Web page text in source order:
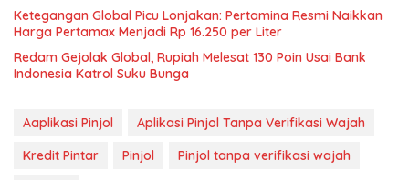
Ketegangan Global Picu Lonjakan: Pertamina Resmi Naikkan
Harga Pertamax Menjadi Rp 16.250 per Liter
Redam Gejolak Global, Rupiah Melesat 130 Poin Usai Bank
Indonesia Katrol Suku Bunga
Aaplikasi Pinjol
Aplikasi Pinjol Tanpa Verifikasi Wajah
Kredit Pintar
Pinjol
Pinjol tanpa verifikasi wajah